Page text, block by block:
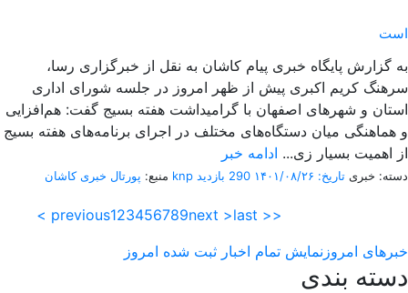
است
به گزارش پایگاه خبری پیام کاشان به نقل از خبرگزاری رسا،
سرهنگ کریم اکبری پیش از ظهر امروز در جلسه شورای اداری
استان و شهر‌های اصفهان با گرامیداشت هفته بسیج گفت: هم‌افزایی
و هماهنگی میان دستگاه‌های مختلف در اجرای برنامه‌های هفته بسیج
از اهمیت بسیار زی... ادامه خبر
منبع: پورتال خبری كاشان knp دسته: خبری تاریخ: ۱۴۰۱/۰۸/۲۶ 290 بازدید
< previous123456789next >last >>
خبرهای امروز نمایش تمام اخبار ثبت شده امروز
دسته بندی